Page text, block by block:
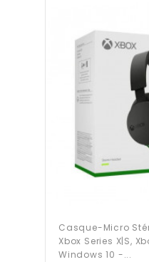
Casque-Micro
Xbox Series X|S,
Windows 10 -...